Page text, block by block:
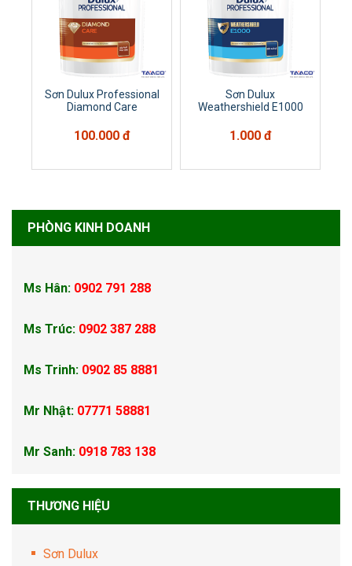
Sơn Dulux Professional
Diamond Care
100.000 đ
Sơn Dulux
Weathershield E1000
1.000 đ
PHÒNG KINH DOANH
Ms Hân: 0902 791 288
Ms Trúc: 0902 387 288
Ms Trinh: 0902 85 8881
Mr Nhật: 07771 58881
Mr Sanh: 0918 783 138
THƯƠNG HIỆU
Sơn Dulux